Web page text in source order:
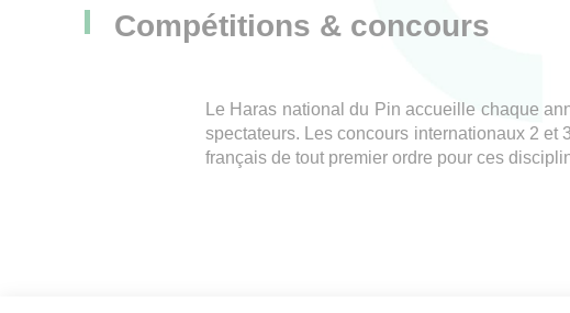
Compétitions & concours
Le Haras national du Pin accueille chaque
spectateurs. Les concours internationaux 2 et
français de tout premier ordre pour ces